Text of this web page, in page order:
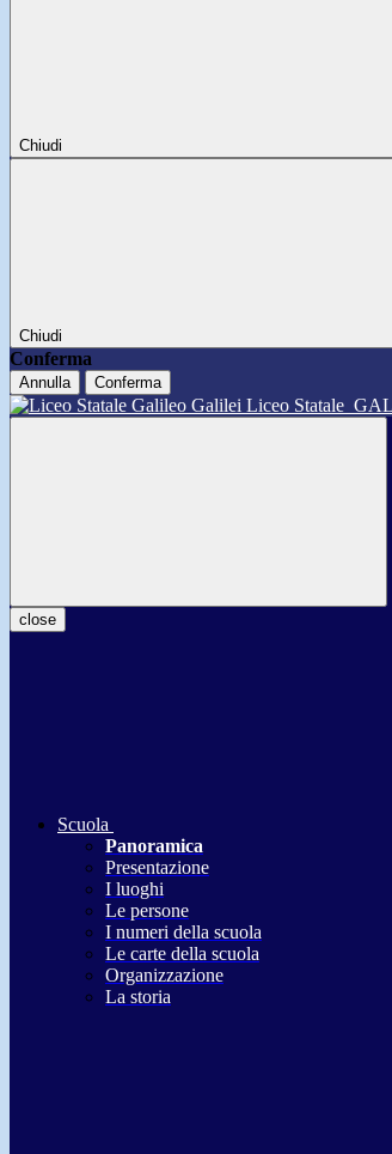
Chiudi
Chiudi
Conferma
Annulla Conferma
Liceo Statale
close
Scuola
Panoramica
Presentazione
I luoghi
Le persone
I numeri della scuola
Le carte della scuola
Organizzazione
La storia